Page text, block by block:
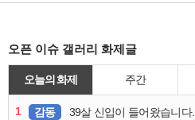
오픈 이슈 갤러리 화제글
오늘의 화제 주간
1 감동 39살 신입이 들어왔습니다.